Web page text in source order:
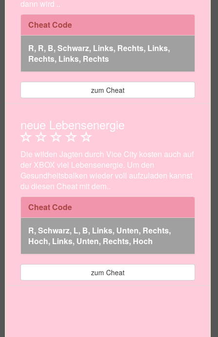
dann wird ..
Cheat Code
R, R, B, Schwarz, Links, Rechts, Links,
Rechts, Links, Rechts
zum Cheat
neue Lebensenergie
Die wilden Jagten durch Vice City kosten auch auf
der XBOX viel Lebensenergie. Um den
Gesundheitsbalken wieder voll aufzuladen kannst
du diesen Cheat mit dem..
Cheat Code
R, Schwarz, L, B, Links, Unten, Rechts,
Hoch, Links, Unten, Rechts, Hoch
zum Cheat